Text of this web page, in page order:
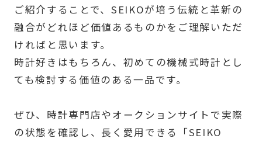
ご紹介することで、SEIKOが培う伝統と革新の
融合がどれほど価値あるものかをご理解いただ
ければと思います。
時計好きはもちろん、初めての機械式時計とし
ても検討する価値のある一品です。
ぜひ、時計専門店やオークションサイトで実際
の状態を確認し、長く愛用できる「SEIKO